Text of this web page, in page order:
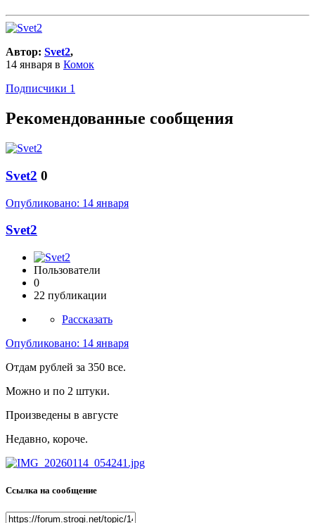
Автор: Svet2,
14 января в Комок
Подписчики 1
Рекомендованные сообщения
Svet2 0
Опубликовано: 14 января
Svet2
Пользователи
0
22 публикации
Рассказать
Опубликовано: 14 января
Отдам рублей за 350 все.
Можно и по 2 штуки.
Произведены в августе
Недавно, короче.
Ссылка на сообщение